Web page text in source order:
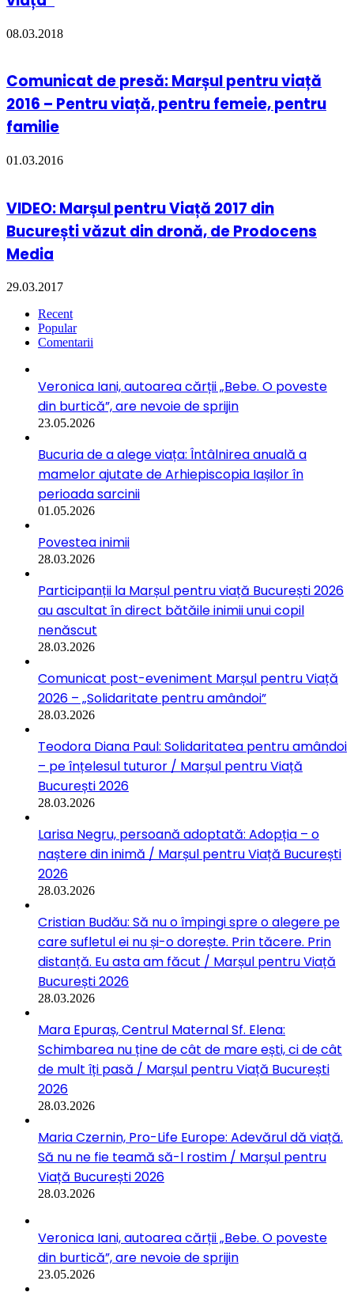
08.03.2018
Comunicat de presă: Marșul pentru viață
2016 – Pentru viață, pentru femeie, pentru
familie
01.03.2016
VIDEO: Marșul pentru Viață 2017 din
București văzut din dronă, de Prodocens
Media
29.03.2017
Recent
Popular
Comentarii
Veronica Iani, autoarea cărții „Bebe. O poveste
din burtică”, are nevoie de sprijin
23.05.2026
Bucuria de a alege viața: Întâlnirea anuală a
mamelor ajutate de Arhiepiscopia Iașilor în
perioada sarcinii
01.05.2026
Povestea inimii
28.03.2026
Participanții la Marșul pentru viață București 2026
au ascultat în direct bătăile inimii unui copil
nenăscut
28.03.2026
Comunicat post-eveniment Marșul pentru Viață
2026 – „Solidaritate pentru amândoi”
28.03.2026
Teodora Diana Paul: Solidaritatea pentru amândoi
– pe înțelesul tuturor / Marșul pentru Viață
București 2026
28.03.2026
Larisa Negru, persoană adoptată: Adopția – o
naștere din inimă / Marșul pentru Viață București
2026
28.03.2026
Cristian Budău: Să nu o împingi spre o alegere pe
care sufletul ei nu și-o dorește. Prin tăcere. Prin
distanță. Eu asta am făcut / Marșul pentru Viață
București 2026
28.03.2026
Mara Epuraș, Centrul Maternal Sf. Elena:
Schimbarea nu ține de cât de mare ești, ci de cât
de mult îți pasă / Marșul pentru Viață București
2026
28.03.2026
Maria Czernin, Pro-Life Europe: Adevărul dă viață.
Să nu ne fie teamă să-l rostim / Marșul pentru
Viață București 2026
28.03.2026
Veronica Iani, autoarea cărții „Bebe. O poveste
din burtică”, are nevoie de sprijin
23.05.2026